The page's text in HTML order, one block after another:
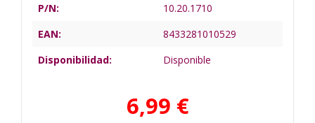
P/N:
10.20.1710
EAN:
8433281010529
Disponibilidad:
Disponible
6,99 €